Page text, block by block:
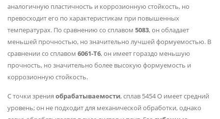
аналогичную пластичность и коррозионную стойкость, но
превосходит его по характеристикам при повышенных
температурах. По сравнению со сплавом 5083, он обладает
меньшей прочностью, но значительно лучшей формуемостью. В
сравнении со сплавом 6061-T6, он имеет гораздо меньшую
прочность, но значительно более высокую формуемость и
коррозионную стойкость.
С точки зрения обрабатываемости, сплав 5454 O имеет средний
уровень; он не подходит для механической обработки, однако